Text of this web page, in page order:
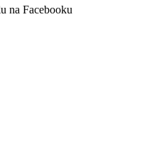
na Facebooku